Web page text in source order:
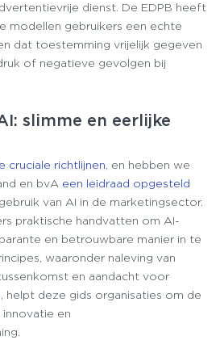
dienst. De EDPB heeft
modellen gebruikers een echte
dat toestemming vrijelijk gegeven
of negatieve gevolgen bij
slimme en eerlijke
cruciale richtlijnen , en hebben we
en bvA een leidraad opgesteld
van AI in de marketingsector.
praktische handvatten om AI-
en betrouwbare manier in te
waaronder naleving van
en aandacht voor
helpt deze gids organisaties om de
innovatie en